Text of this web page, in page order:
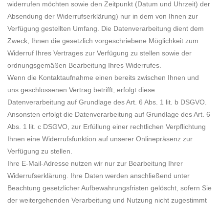
widerrufen möchten sowie den Zeitpunkt (Datum und Uhrzeit) der
Absendung der Widerrufserklärung) nur in dem von Ihnen zur
Verfügung gestellten Umfang. Die Datenverarbeitung dient dem
Zweck, Ihnen die gesetzlich vorgeschriebene Möglichkeit zum
Widerruf Ihres Vertrages zur Verfügung zu stellen sowie der
ordnungsgemäßen Bearbeitung Ihres Widerrufes.
Wenn die Kontaktaufnahme einen bereits zwischen Ihnen und
uns geschlossenen Vertrag betrifft, erfolgt diese
Datenverarbeitung auf Grundlage des Art. 6 Abs. 1 lit. b DSGVO.
Ansonsten erfolgt die Datenverarbeitung auf Grundlage des Art. 6
Abs. 1 lit. c DSGVO, zur Erfüllung einer rechtlichen Verpflichtung
Ihnen eine Widerrufsfunktion auf unserer Onlinepräsenz zur
Verfügung zu stellen.
Ihre E-Mail-Adresse nutzen wir nur zur Bearbeitung Ihrer
Widerrufserklärung. Ihre Daten werden anschließend unter
Beachtung gesetzlicher Aufbewahrungsfristen gelöscht, sofern Sie
der weitergehenden Verarbeitung und Nutzung nicht zugestimmt